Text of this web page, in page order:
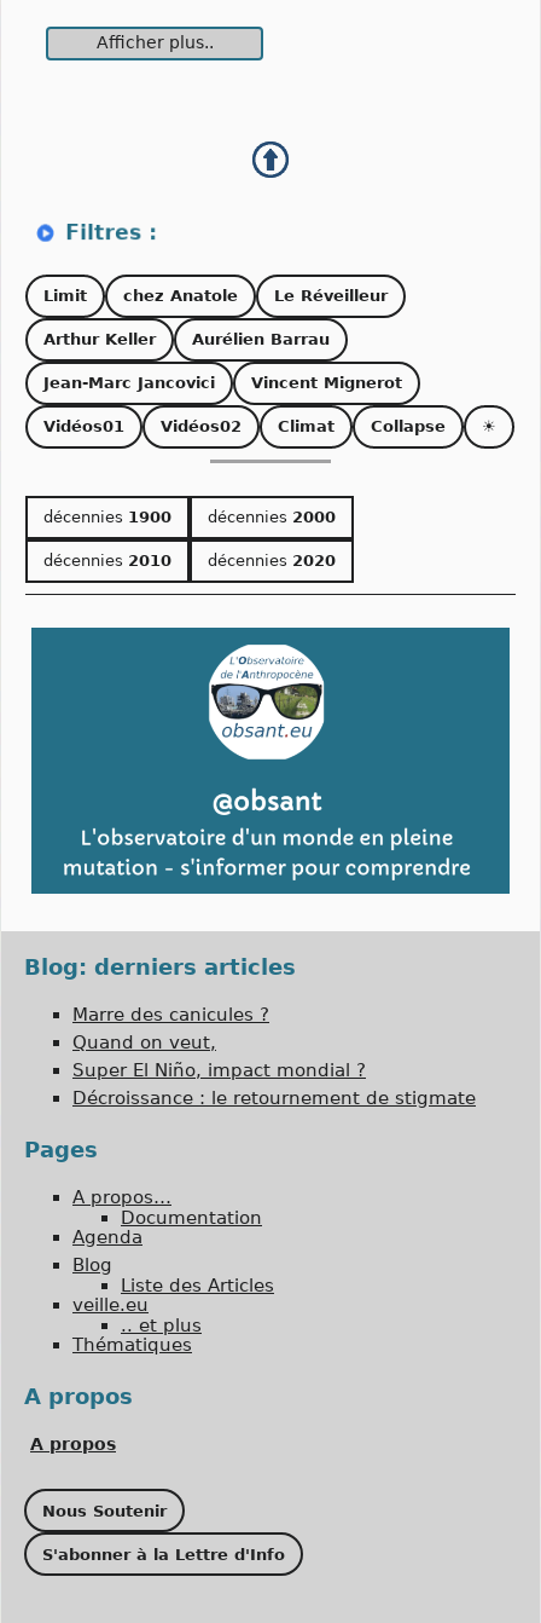
Afficher plus..
Limit chez Anatole Le Réveilleur
Arthur Keller Aurélien Barrau
Jean-Marc Jancovici Vincent Mignerot
Vidéos01 Vidéos02 Climat Collapse ☀
décennies 1900 décennies 2000
décennies 2010 décennies 2020
Blog: derniers articles
Marre des canicules ?
Quand on veut,
Super El Niño, impact mondial ?
Décroissance : le retournement de stigmate
Pages
A propos…
Documentation
Agenda
Blog
Liste des Articles
veille.eu
.. et plus
Thématiques
A propos
A propos
Nous Soutenir
S'abonner à la Lettre d'Info